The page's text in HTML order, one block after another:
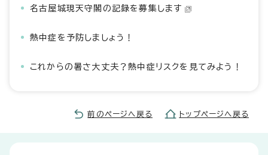
名古屋城現天守閣の記録を募集します
熱中症を予防しましょう！
これからの暑さ大丈夫？熱中症リスクを見てみよう！
前のページへ戻る トップページへ戻る